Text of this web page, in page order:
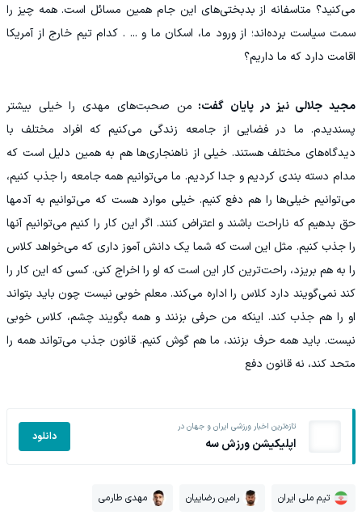
می‌کنید؟ متاسفانه از بدبختی‌های این جام همین مسائل است. همه چیز را
سمت سیاست برده‌اند؛ از ورود ما، اسکان ما و ... . کدام تیم خارج از آمریکا
اقامت دارد که ما داریم؟
مجید جلالی نیز در پایان گفت: من صحبت‌های مهدی را خیلی بیشتر
پسندیدم. ما در فضایی از جامعه زندگی می‌کنیم که افراد مختلف با
دیدگاه‌های مختلف هستند. خیلی از ناهنجاری‌ها هم به همین دلیل است که
مدام دسته بندی کردیم و جدا کردیم. ما می‌توانیم همه جامعه را جذب کنیم،
می‌توانیم خیلی‌ها را هم دفع کنیم. خیلی موارد هست که می‌توانیم به آدمها
حق بدهیم که ناراحت باشند و اعتراض کنند. اگر این کار را کنیم می‌توانیم آنها
را جذب کنیم. مثل این است که شما یک دانش آموز داری که می‌خواهد کلاس
را به هم بریزد، راحت‌ترین کار این است که او را اخراج کنی. کسی که این کار را
کند نمی‌گویند دارد کلاس را اداره می‌کند. معلم خوبی نیست چون باید بتواند
او را هم جذب کند. اینکه من حرفی بزنند و همه بگویند چشم، کلاس خوبی
نیست. باید همه حرف بزنند، ما هم گوش کنیم. قانون جذب می‌تواند همه را
متحد کند، نه قانون دفع
تازه‌ترین اخبار ورزشی ایران و جهان در
اپلیکیشن ورزش سه دانلود
تیم ملی ایران رامین رضاییان مهدی طارمی